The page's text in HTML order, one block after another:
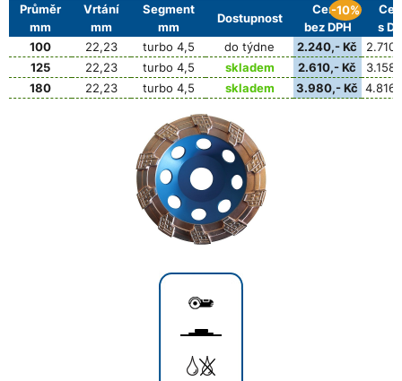
Průměr
mm
Vrtání
mm
Segment
mm
Dostupnost
Cena
bez DPH
-10%
s
100
22,23 turbo 4,5 do týdne 2.240,- Kč
125
22,23 turbo 4,5 skladem 2.610,- Kč
180
22,23 turbo 4,5 skladem 3.980,- Kč